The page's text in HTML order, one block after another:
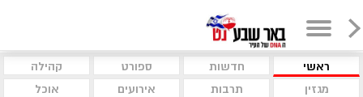
ראשי חדשות ספורט
קהילה
מגזין
תרבות אירועים
אוכל